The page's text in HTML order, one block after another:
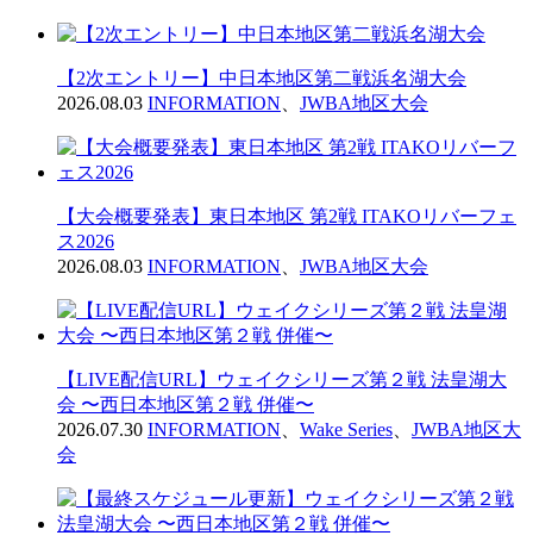
【2次エントリー】中日本地区第二戦浜名湖大会
2026.08.03 INFORMATION JWBA地区大会
【大会概要発表】東日本地区 第2戦 ITAKOリバーフェ
ス2026
2026.08.03 INFORMATION JWBA地区大会
【LIVE配信URL】ウェイクシリーズ第２戦 法皇湖大
会 〜西日本地区第２戦 併催〜
2026.07.30 INFORMATION Wake Series
JWBA地区大
会